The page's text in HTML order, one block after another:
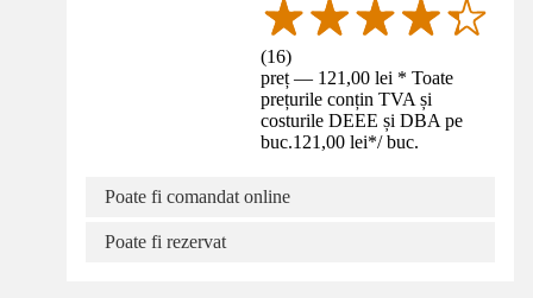
(16)
preț — 121,00 lei * Toate
prețurile conțin TVA și
costurile DEEE și DBA pe
buc.121,00 lei*/ buc.
Poate fi comandat online
Poate fi rezervat